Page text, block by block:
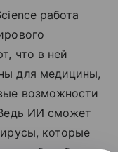
работа
что в ней
для медицины,
возможности
ИИ сможет
которые